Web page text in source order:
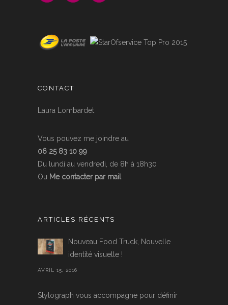
CONTACT
Laura Lombardet
Vous pouvez me joindre au
06 25 83 10 99
Du lundi au vendredi, de 8h à 18h30
Ou Me contacter par mail
ARTICLES RÉCENTS
Nouveau Food Truck, Nouvelle
identité visuelle !
AVRIL 15, 2016
Stylograph vous accompagne pour définir